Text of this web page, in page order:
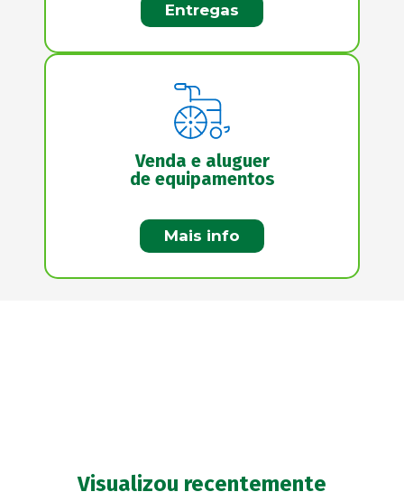
Entregas
Venda e aluguer
de equipamentos
Mais info
Visualizou recentemente